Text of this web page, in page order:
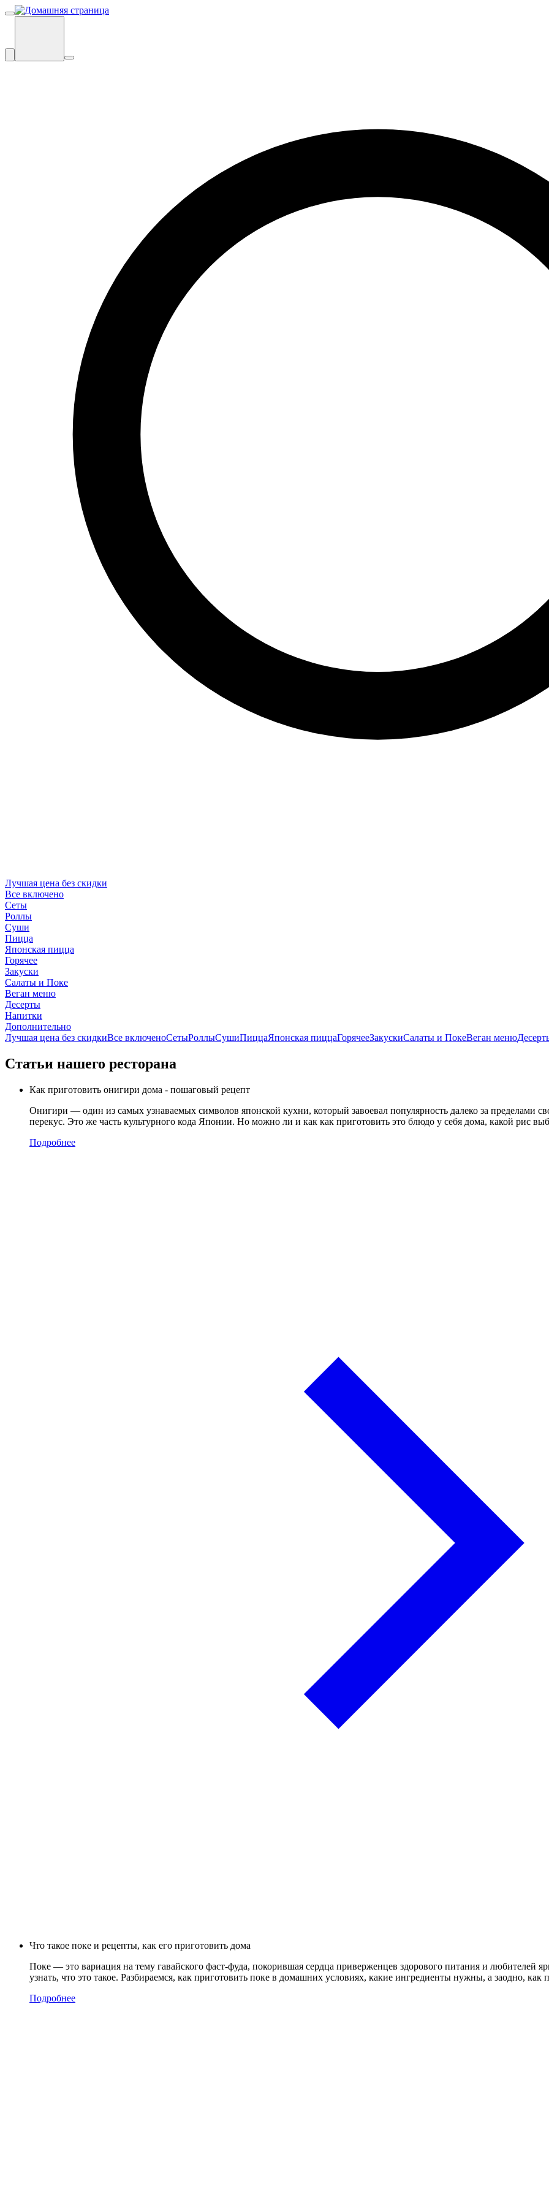
Лучшая цена без скидки
Все включено
Сеты
Роллы
Суши
Пицца
Японская пицца
Горячее
Закуски
Салаты и Поке
Веган меню
Десерты
Напитки
Дополнительно
Лучшая цена без скидкиВсе включеноСетыРоллыСушиПиццаЯпонская пиццаГорячееЗакускиСалаты и ПокеВеган меню
Статьи нашего ресторана
Как приготовить онигири дома - пошаговый рецепт
Онигири — один из самых узнаваемых символов японской кухни, который завоевал популярность далеко за пределами
перекус. Это же часть культурного кода Японии. Но можно ли и как как приготовить это блюдо у себя дома, какой рис
Подробнее
Что такое поке и рецепты, как его приготовить дома
Поке — это вариация на тему гавайского фаст-фуда, покорившая сердца приверженцев здорового питания и любителей
узнать, что это такое. Разбираемся, как приготовить поке в домашних условиях, какие ингредиенты нужны, а заодно, как
Подробнее